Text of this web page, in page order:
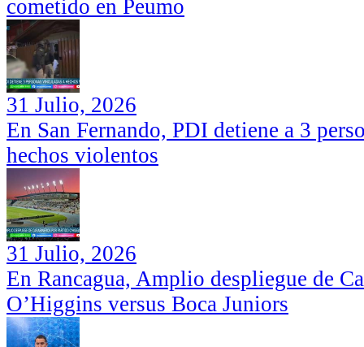
cometido en Peumo
31 Julio, 2026
En San Fernando, PDI detiene a 3
hechos violentos
31 Julio, 2026
En Rancagua, Amplio despliegue de
O’Higgins versus Boca Juniors